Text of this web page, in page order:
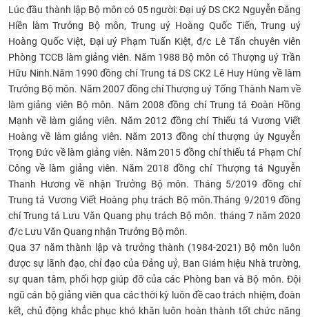
Lúc đầu thành lập Bộ môn có 05 người: Đại uý DS CK2 Nguyễn Đăng
Hiền làm Trưởng Bộ môn, Trung uý Hoàng Quốc Tiến, Trung uý
Hoàng Quốc Việt, Đại uý Phạm Tuấn Kiệt, đ/c Lê Tấn chuyên viên
Phòng TCCB làm giảng viên. Năm 1988 Bộ môn có Thượng uý Trần
Hữu Ninh.Năm 1990 đồng chí Trung tá DS CK2 Lê Huy Hùng về làm
Trưởng Bộ môn. Năm 2007 đồng chí Thượng uý Tống Thành Nam về
làm giảng viên Bộ môn. Năm 2008 đồng chí Trung tá Đoàn Hồng
Mạnh về làm giảng viên. Năm 2012 đồng chí Thiếu tá Vương Viết
Hoàng về làm giảng viên. Năm 2013 đồng chí thượng úy Nguyễn
Trọng Đức về làm giảng viên. Năm 2015 đồng chí thiếu tá Phạm Chí
Công về làm giảng viên. Năm 2018 đồng chí Thượng tá Nguyễn
Thanh Hương về nhận Trưởng Bộ môn. Tháng 5/2019 đồng chí
Trung tá Vương Viết Hoàng phụ trách Bộ môn.Tháng 9/2019 đồng
chí Trung tá Lưu Văn Quang phụ trách Bộ môn. tháng 7 năm 2020
đ/c Lưu Văn Quang nhận Trưởng Bộ môn.
Qua 37 năm thành lập và trưởng thành (1984-2021) Bộ môn luôn
được sự lãnh đạo, chỉ đạo của Đảng uỷ, Ban Giám hiệu Nhà trường,
sự quan tâm, phối hợp giúp đỡ của các Phòng ban và Bộ môn. Đội
ngũ cán bộ giảng viên qua các thời kỳ luôn đề cao trách nhiệm, đoàn
kết, chủ động khắc phục khó khăn luôn hoàn thành tốt chức năng